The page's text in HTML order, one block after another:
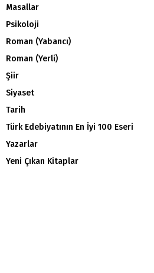
Masallar
Psikoloji
Roman (Yabancı)
Roman (Yerli)
Şiir
Siyaset
Tarih
Türk Edebiyatının En İyi 100 Eseri
Yazarlar
Yeni Çıkan Kitaplar